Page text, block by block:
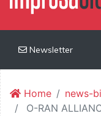
Newsletter
Home
news-
O-RAN